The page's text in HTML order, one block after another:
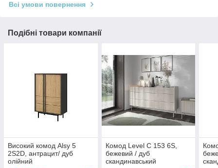
Всі умови повернення
Подібні товари компанії
Високий комод Alsy 5
2S2D, антрацит/ дуб
олійний
Комод Level C 153 6S,
бежевий / дуб
скандинавський